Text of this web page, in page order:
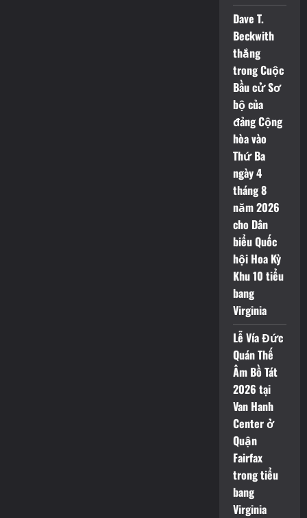
Dave T.
Beckwith
thắng
trong Cuộc
Bầu cử Sơ
bộ của
đảng Cộng
hòa vào
Thứ Ba
ngày 4
tháng 8
năm 2026
cho Dân
biểu Quốc
hội Hoa Kỳ
Khu 10 tiểu
bang
Virginia
Lễ Vía Đức
Quán Thế
Âm Bồ Tát
2026 tại
Van Hanh
Center ở
Quận
Fairfax
trong tiểu
bang
Virginia